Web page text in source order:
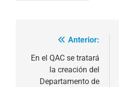
Navegación
de
entradas
Anterior:
En el QAC se tratará
la creación del
Departamento de